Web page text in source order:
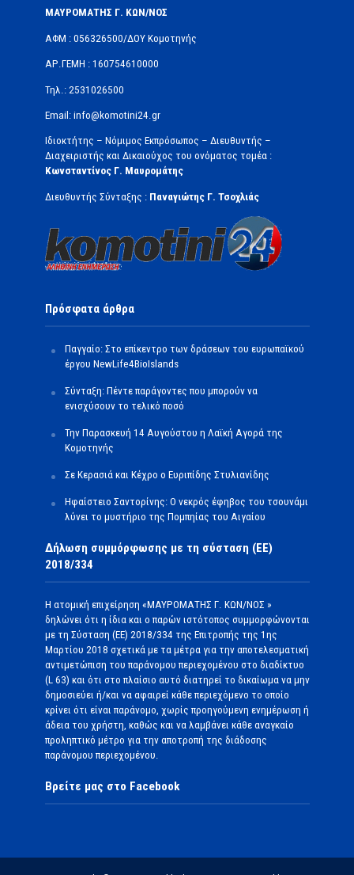
ΜΑΥΡΟΜΑΤΗΣ Γ. ΚΩΝ/ΝΟΣ
ΑΦΜ : 056326500/ΔOΥ Κομοτηνής
ΑΡ.ΓΕΜΗ : 160754610000
Τηλ.: 2531026500
Email: info@komotini24.gr
Ιδιοκτήτης – Νόμιμος Εκπρόσωπος – Διευθυντής –
Διαχειριστής και Δικαιούχος του ονόματος τομέα :
Κωνσταντίνος Γ. Μαυρομάτης
Διευθυντής Σύνταξης : Παναγιώτης Γ. Τσοχλιάς
Πρόσφατα άρθρα
Παγγαίο: Στο επίκεντρο των δράσεων του ευρωπαϊκού
έργου NewLife4BioIslands
Σύνταξη: Πέντε παράγοντες που μπορούν να
ενισχύσουν το τελικό ποσό
Την Παρασκευή 14 Αυγούστου η Λαϊκή Αγορά της
Κομοτηνής
Σε Κερασιά και Κέχρο ο Ευριπίδης Στυλιανίδης
Ηφαίστειο Σαντορίνης: Ο νεκρός έφηβος του τσουνάμι
λύνει το μυστήριο της Πομπηίας του Αιγαίου
Δήλωση συμμόρφωσης με τη σύσταση (ΕΕ)
2018/334
Η ατομική επιχείρηση «ΜΑΥΡΟΜΑΤΗΣ Γ. ΚΩΝ/ΝΟΣ »
δηλώνει ότι η ίδια και ο παρών ιστότοπος συμμορφώνονται
με τη Σύσταση (ΕΕ) 2018/334 της Επιτροπής της 1ης
Μαρτίου 2018 σχετικά με τα μέτρα για την αποτελεσματική
αντιμετώπιση του παράνομου περιεχομένου στο διαδίκτυο
(L 63) και ότι στο πλαίσιο αυτό διατηρεί το δικαίωμα να μην
δημοσιεύει ή/και να αφαιρεί κάθε περιεχόμενο το οποίο
κρίνει ότι είναι παράνομο, χωρίς προηγούμενη ενημέρωση ή
άδεια του χρήστη, καθώς και να λαμβάνει κάθε αναγκαίο
προληπτικό μέτρο για την αποτροπή της διάδοσης
παράνομου περιεχομένου.
Βρείτε μας στο Facebook